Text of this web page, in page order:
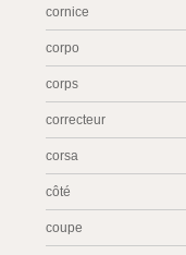
cornice
corpo
corps
correcteur
corsa
côté
coupe